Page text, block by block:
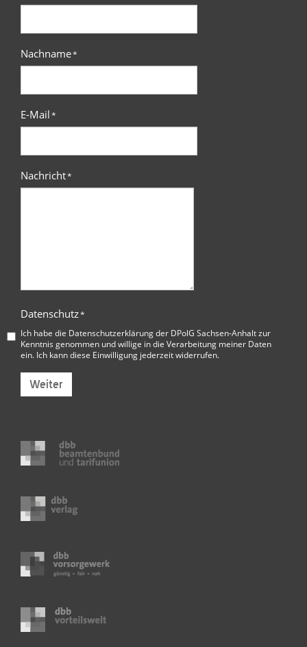
Nachname*
E-Mail*
Nachricht*
Datenschutz*
Ich habe die Datenschutzerklärung der DPolG Sachsen-Anhaltzur
Kenntnis genommen und willige in die Verarbeitung meiner Daten
ein. Ich kann diese Einwilligung jederzeit widerrufen.
Weiter